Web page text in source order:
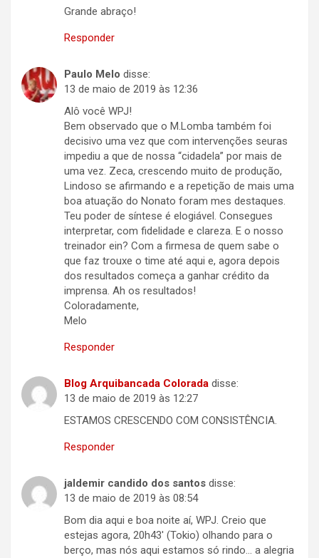
Grande abraço!
Responder
Paulo Melo disse:
13 de maio de 2019 às 12:36
Alô você WPJ!
Bem observado que o M.Lomba também foi
decisivo uma vez que com intervenções seuras
impediu a que de nossa “cidadela” por mais de
uma vez. Zeca, crescendo muito de produção,
Lindoso se afirmando e a repetição de mais uma
boa atuação do Nonato foram mes destaques.
Teu poder de síntese é elogiável. Consegues
interpretar, com fidelidade e clareza. E o nosso
treinador ein? Com a firmesa de quem sabe o
que faz trouxe o time até aqui e, agora depois
dos resultados começa a ganhar crédito da
imprensa. Ah os resultados!
Coloradamente,
Melo
Responder
Blog Arquibancada Colorada disse:
13 de maio de 2019 às 12:27
ESTAMOS CRESCENDO COM CONSISTÊNCIA.
Responder
jaldemir candido dos santos disse:
13 de maio de 2019 às 08:54
Bom dia aqui e boa noite aí, WPJ. Creio que
estejas agora, 20h43′ (Tokio) olhando para o
berço, mas nós aqui estamos só rindo… a alegria